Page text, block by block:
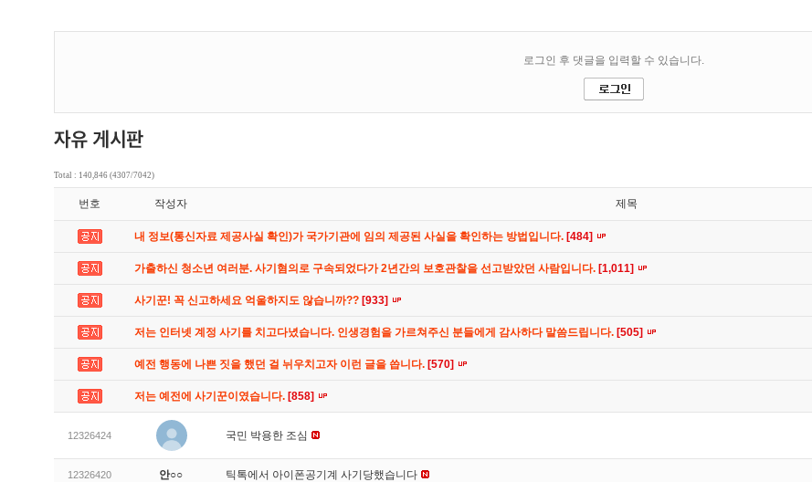
Total : 140,846 (4307/7042)
번호 작성자 제목
내 정보(통신자료 제공사실 확인)가 국가기관에 임의 제공된 사실을 확인하는 방법입니다. [484]
가출하신 청소년 여러분. 사기혐의로 구속되었다가 2년간의 보호관찰을 선고받았던 사람입니다. [1,011]
사기꾼! 꼭 신고하세요 억울하지도 않습니까?? [933]
저는 인터넷 계정 사기를 치고다녔습니다. 인생경험을 가르쳐주신 분들에게 감사하다 말씀드립니다. [505]
예전 행동에 나쁜 짓을 했던 걸 뉘우치고자 이런 글을 씁니다. [570]
저는 예전에 사기꾼이였습니다. [858]
12326424 국민 박용한 조심
12326420 안○○ 틱톡에서 아이폰공기계 사기당했습니다